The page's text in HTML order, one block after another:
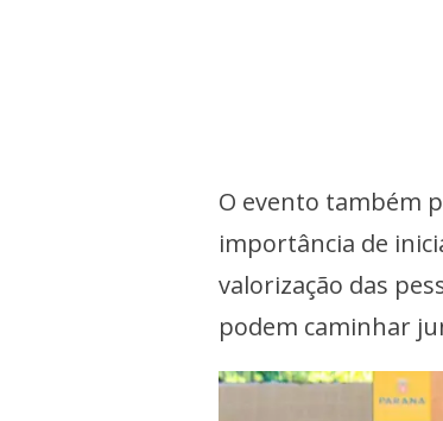
O evento também
importância de
valorização das
podem caminhar